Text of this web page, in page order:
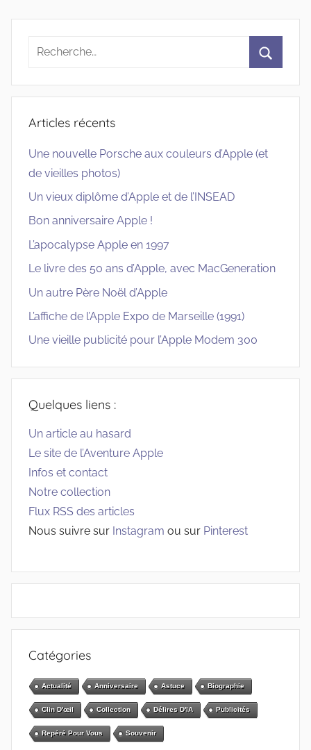
Recherche
:
Articles récents
Une nouvelle Porsche aux couleurs d’Apple (et
de vieilles photos)
Un vieux diplôme d’Apple et de l’INSEAD
Bon anniversaire Apple !
L’apocalypse Apple en 1997
Le livre des 50 ans d’Apple, avec MacGeneration
Un autre Père Noël d’Apple
L’affiche de l’Apple Expo de Marseille (1991)
Une vieille publicité pour l’Apple Modem 300
Quelques liens :
Un article au hasard
Le site de l’Aventure Apple
Infos et contact
Notre collection
Flux RSS des articles
Nous suivre sur Instagram ou sur Pinterest
Catégories
Actualité Anniversaire Astuce Biographie
Clin D'œil Collection Délires D'IA Publicités
Repéré Pour Vous Souvenir